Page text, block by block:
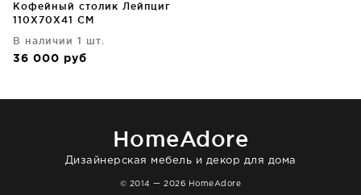
Кофейный столик Лейпциг
110X70X41 CM
В наличии 1 шт.
36 000 руб
HomeAdore
Дизайнерская мебель и декор для дома
© 2014 — 2026 HomeAdore